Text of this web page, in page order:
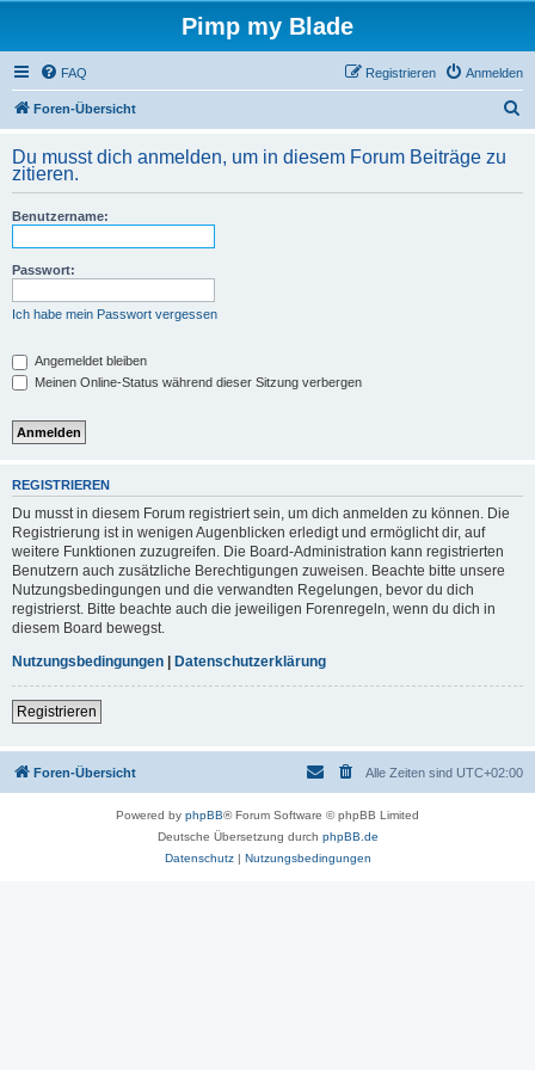
Pimp my Blade
FAQ Anmelden
Registrieren
Foren-Übersicht
h
Du musst dich anmelden, um in diesem Forum Beiträge zu
zitieren.
Benutzername:
Passwort:
Ich habe mein Passwort vergessen
Angemeldet bleiben
Meinen Online-Status während dieser Sitzung verbergen
REGISTRIEREN
Du musst in diesem Forum registriert sein, um dich anmelden zu können. Die
Registrierung ist in wenigen Augenblicken erledigt und ermöglicht dir, auf
weitere Funktionen zuzugreifen. Die Board-Administration kann registrierten
Benutzern auch zusätzliche Berechtigungen zuweisen. Beachte bitte unsere
Nutzungsbedingungen und die verwandten Regelungen, bevor du dich
registrierst. Bitte beachte auch die jeweiligen Forenregeln, wenn du dich in
diesem Board bewegst.
Nutzungsbedingungen | Datenschutzerklärung
Registrieren
Foren-Übersicht Alle Zeiten sind UTC+02:00
Powered by phpBB® Forum Software © phpBB Limited
Deutsche Übersetzung durch phpBB.de
Datenschutz| Nutzungsbedingungen